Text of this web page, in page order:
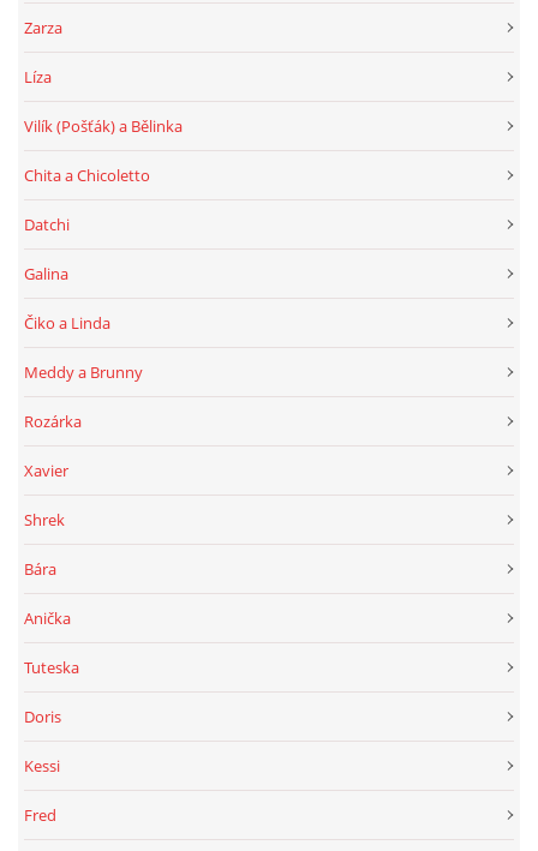
Zarza
Líza
Vilík (Pošťák) a Bělinka
Chita a Chicoletto
Datchi
Galina
Čiko a Linda
Meddy a Brunny
Rozárka
Xavier
Shrek
Bára
Anička
Tuteska
Doris
Kessi
Fred